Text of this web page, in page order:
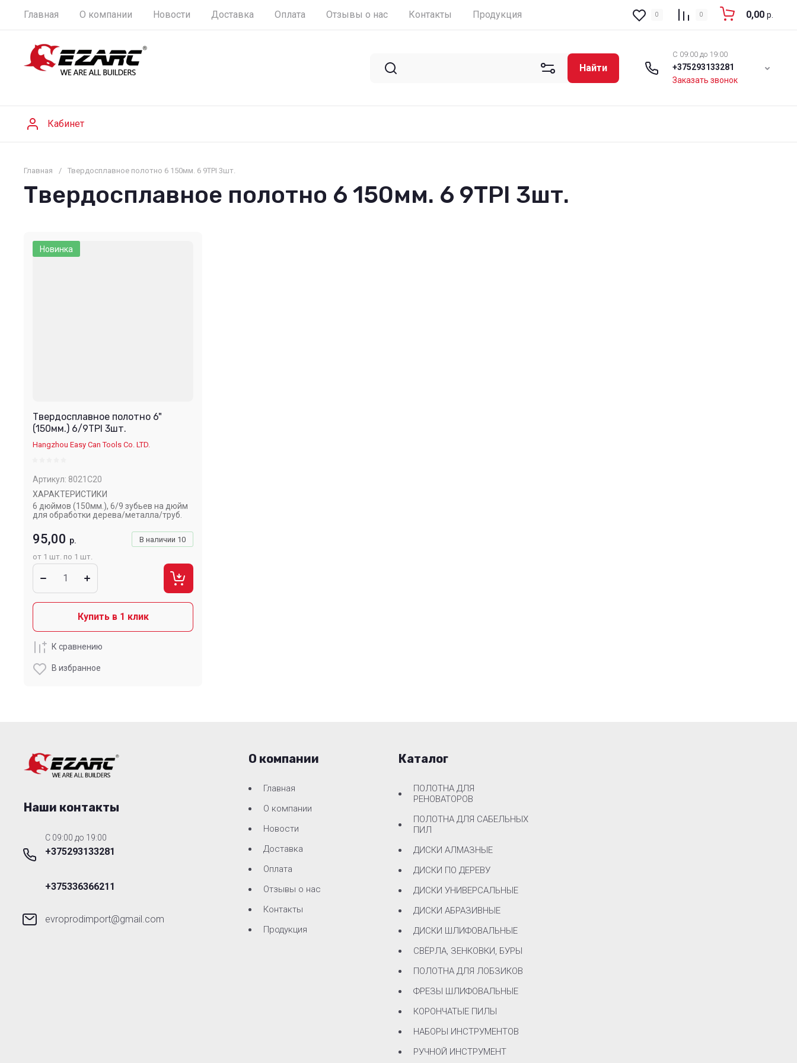
Главная О компании Новости Доставка Оплата Отзывы о нас Контакты Продукция 0 0 0,00 р.
Найти
C 09:00 до 19:00
+375293133281
Заказать звонок
Кабинет
Главная / Твердосплавное полотно 6 150мм. 6 9TPI 3шт.
Твердосплавное полотно 6 150мм. 6 9TPI 3шт.
Новинка
Твердосплавное полотно 6"
(150мм.) 6/9TPI 3шт.
Hangzhou Easy Can Tools Co. LTD.
Артикул: 8021C20
ХАРАКТЕРИСТИКИ
6 дюймов (150мм.), 6/9 зубьев на дюйм
для обработки дерева/металла/труб.
В наличии 10
95,00 р.
от 1 шт. по 1 шт.
Купить в 1 клик
К сравнению
В избранное
Наши контакты
C 09:00 до 19:00
+375293133281
+375336366211
evroprodimport@gmail.com
О компании
Главная
О компании
Новости
Доставка
Оплата
Отзывы о нас
Контакты
Продукция
Каталог
ПОЛОТНА ДЛЯ
РЕНОВАТОРОВ
ПОЛОТНА ДЛЯ САБЕЛЬНЫХ
ПИЛ
ДИСКИ АЛМАЗНЫЕ
ДИСКИ ПО ДЕРЕВУ
ДИСКИ УНИВЕРСАЛЬНЫЕ
ДИСКИ АБРАЗИВНЫЕ
ДИСКИ ШЛИФОВАЛЬНЫЕ
СВЁРЛА, ЗЕНКОВКИ, БУРЫ
ПОЛОТНА ДЛЯ ЛОБЗИКОВ
ФРЕЗЫ ШЛИФОВАЛЬНЫЕ
КОРОНЧАТЫЕ ПИЛЫ
НАБОРЫ ИНСТРУМЕНТОВ
РУЧНОЙ ИНСТРУМЕНТ